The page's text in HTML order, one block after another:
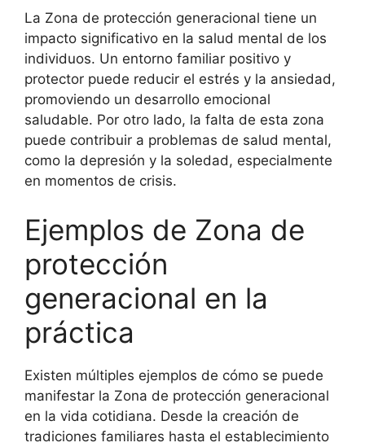
La Zona de protección generacional tiene un
impacto significativo en la salud mental de los
individuos. Un entorno familiar positivo y
protector puede reducir el estrés y la ansiedad,
promoviendo un desarrollo emocional
saludable. Por otro lado, la falta de esta zona
puede contribuir a problemas de salud mental,
como la depresión y la soledad, especialmente
en momentos de crisis.
Ejemplos de Zona de
protección
generacional en la
práctica
Existen múltiples ejemplos de cómo se puede
manifestar la Zona de protección generacional
en la vida cotidiana. Desde la creación de
tradiciones familiares hasta el establecimiento